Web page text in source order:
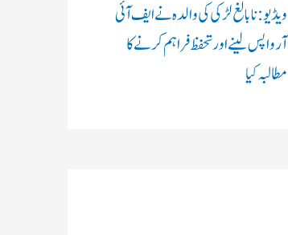
ویڈیو: نابالغ لڑکی کی والدہ نے ایف آئی
آر واپس لینے اور تحفظ فراہم کرنے کا
مطالبہ کیا